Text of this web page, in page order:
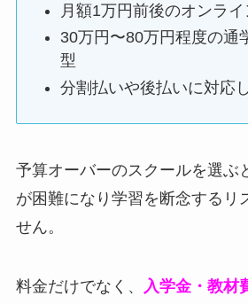
月額1万円前後のオンライ
30万円〜80万円程度の通
型
分割払いや後払いに対応
予算オーバーのスクールを選ぶ
が困難になり学習を断念するリ
せん。
料金だけでなく、
入学金・教材